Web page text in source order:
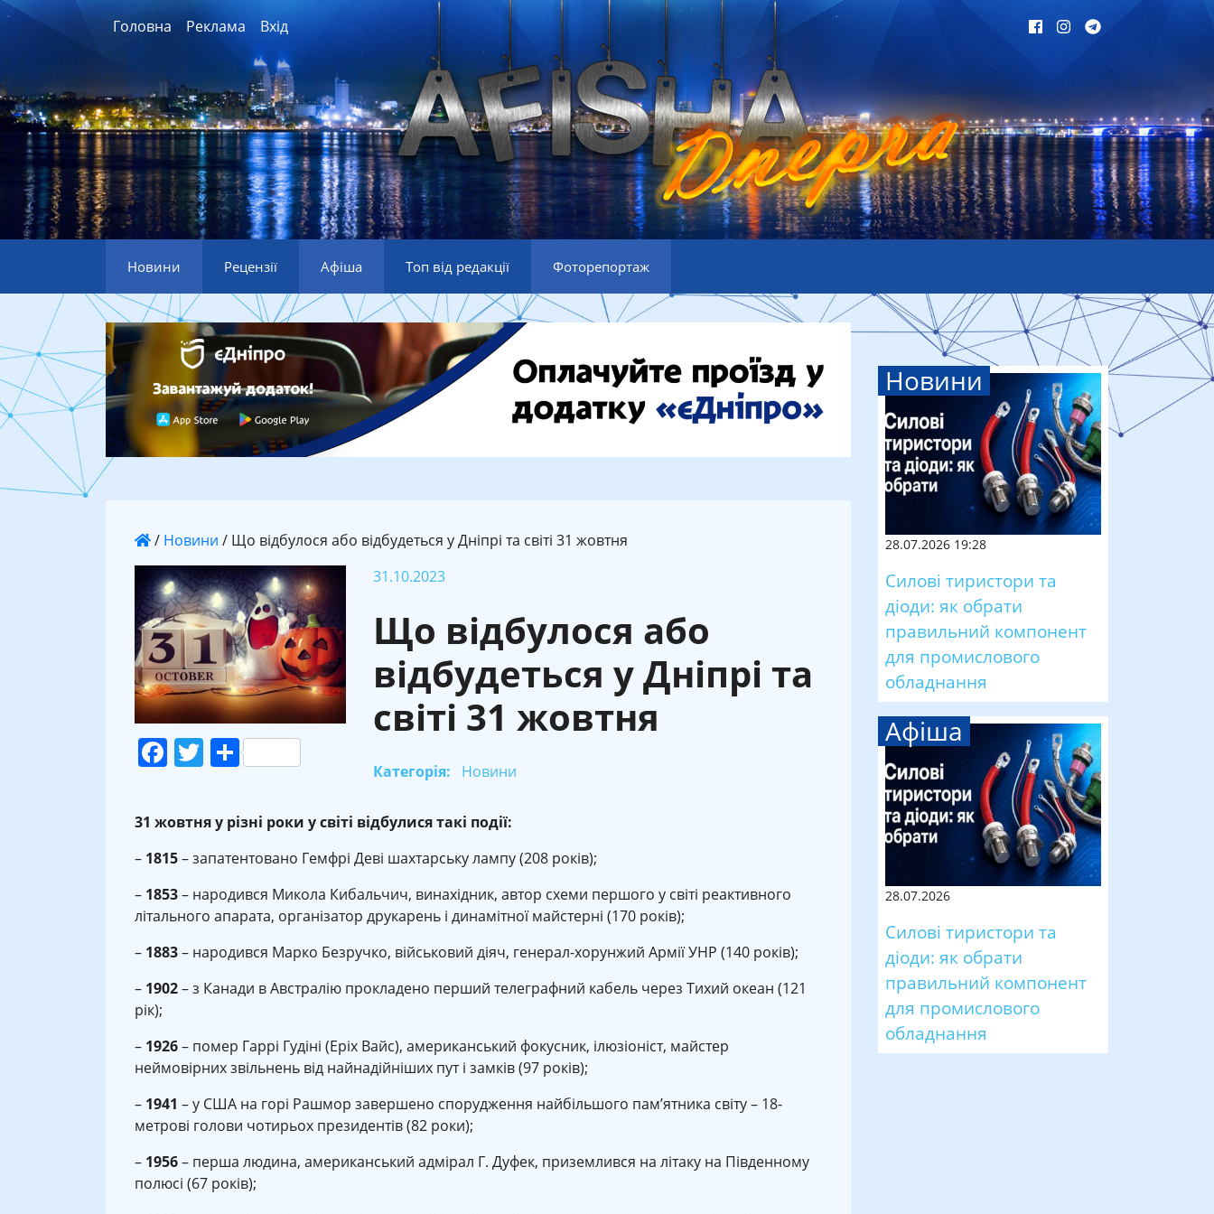
Головна Реклама Вхід
Новини Рецензії Афіша Топ від редакції Фоторепортаж
/ Новини / Що відбулося або відбудеться у Дніпрі та світі 31 жовтня
Facebook
Twitter
Поділитися
31.10.2023
Що відбулося або
відбудеться у Дніпрі та
світі 31 жовтня
Категорія: Новини
31 жовтня у різні роки у світі відбулися такі події:
– 1815– запатентовано Гемфрі Деві шахтарську лампу (208 років);
– 1853– народився Микола Кибальчич, винахідник, автор схеми першого у світі реактивного
літального апарата, організатор друкарень і динамітної майстерні (170 років);
– 1883– народився Марко Безручко, військовий діяч, генерал-хорунжий Армії УНР (140 років);
– 1902– з Канади в Австралію прокладено перший телеграфний кабель через Тихий океан (121
рік);
– 1926– помер Гаррі Гудіні (Еріх Вайс), американський фокусник, ілюзіоніст, майстер
неймовірних звільнень від найнадійніших пут і замків (97 років);
– 1941 – у США на горі Рашмор завершено спорудження найбільшого пам’ятника світу – 18-
метрові голови чотирьох президентів (82 роки);
– 1956– перша людина, американський адмірал Г. Дуфек, приземлився на літаку на Південному
полюсі (67 років);
Новини
28.07.2026 19:28
Силові тиристори та
діоди: як обрати
правильний компонент
для промислового
обладнання
Афіша
28.07.2026
Силові тиристори та
діоди: як обрати
правильний компонент
для промислового
обладнання